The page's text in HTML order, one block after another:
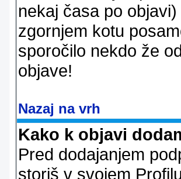
nekaj časa po
zgornjem kotu
sporočilo nekdo že
objave!
Nazaj na vrh
Kako k objavi
Pred dodajanjem
storiš v svojem